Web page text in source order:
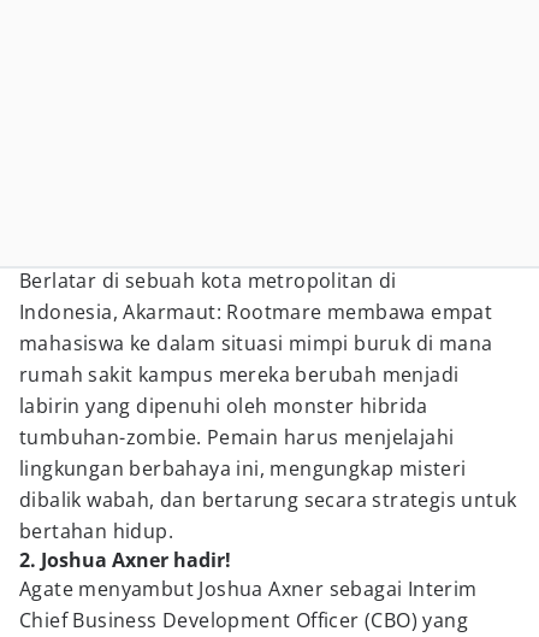
Berlatar di sebuah kota metropolitan di
Indonesia, Akarmaut: Rootmare membawa empat
mahasiswa ke dalam situasi mimpi buruk di mana
rumah sakit kampus mereka berubah menjadi
labirin yang dipenuhi oleh monster hibrida
tumbuhan-zombie. Pemain harus menjelajahi
lingkungan berbahaya ini, mengungkap misteri
dibalik wabah, dan bertarung secara strategis untuk
bertahan hidup.
2. Joshua Axner hadir!
Agate menyambut Joshua Axner sebagai Interim
Chief Business Development Officer (CBO) yang